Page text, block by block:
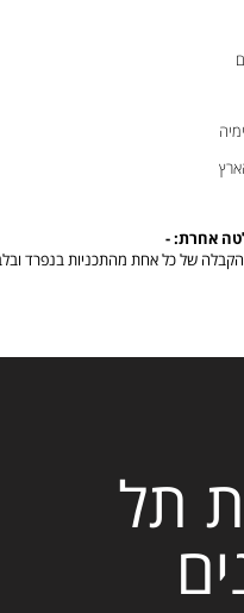
אחרת: -
של כל אחת מהתכניות בנפרד
תל